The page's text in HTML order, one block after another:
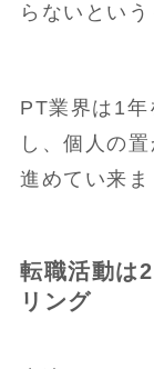
らないとい
PT業界は1年
し、個人の
進めてい来ま
転職活動は
リング